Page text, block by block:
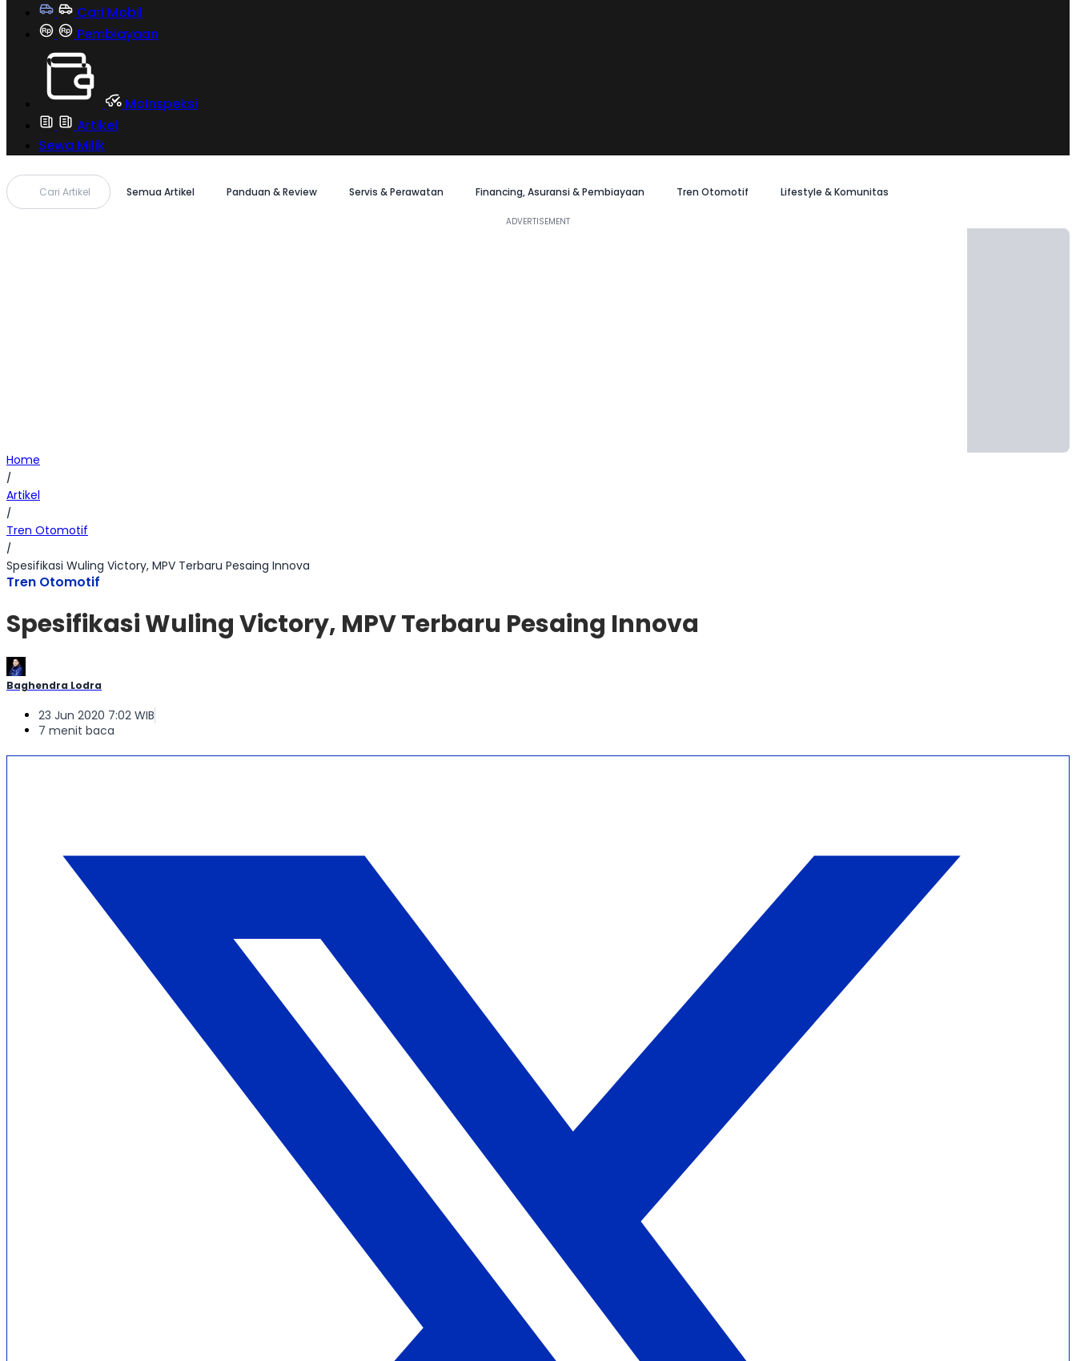
Cari Mobil
Pembiayaan
MoInspeksi
Artikel
Sewa Milik
Cari Artikel Semua Artikel Panduan & Review Servis & Perawatan Financing, Asuransi & Pembiayaan Tren Otomotif Lifestyle & Komunitas
Home
/
Artikel
/
Tren Otomotif
/
Spesifikasi Wuling Victory, MPV Terbaru Pesaing Innova
Tren Otomotif
Spesifikasi Wuling Victory, MPV Terbaru Pesaing Innova
Baghendra Lodra
23 Jun 2020 7:02 WIB
7 menit baca